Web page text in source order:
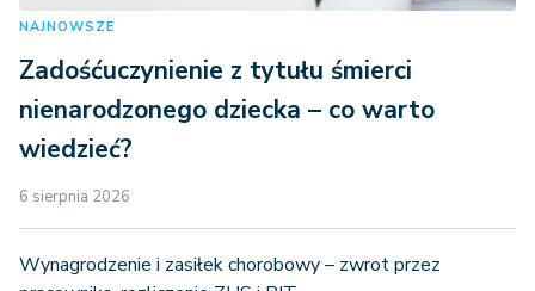
NAJNOWSZE
Zadośćuczynienie z tytułu śmierci
nienarodzonego dziecka – co warto
wiedzieć?
6 sierpnia 2026
Wynagrodzenie i zasiłek chorobowy – zwrot przez